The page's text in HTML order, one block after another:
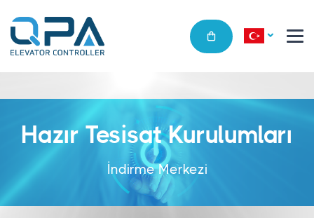
Hazır Tesisat Kurulumları
İndirme Merkezi